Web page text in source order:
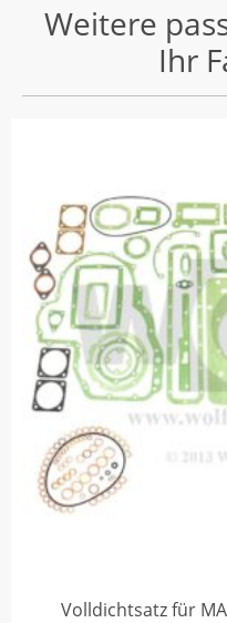
Weitere
Ihr
Volldichtsatz für